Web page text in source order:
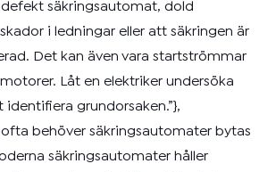
säkringsautomat, dold
i ledningar eller att säkringen är
Det kan även vara startströmmar
Låt en elektriker undersöka
grundorsaken.”},
ofta behöver säkringsautomater bytas
säkringsautomater håller